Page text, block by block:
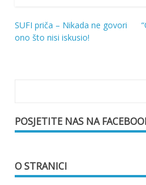
Navigacija
SUFI priča – Nikada ne govori
ono što nisi iskusio!
POSJETITE NAS NA
O STRANICI